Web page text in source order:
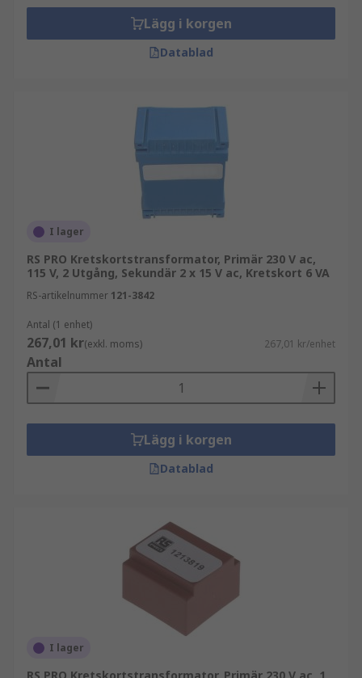
Lägg i korgen
Datablad
I lager
RS PRO Kretskortstransformator, Primär 230 V ac,
115 V, 2 Utgång, Sekundär 2 x 15 V ac, Kretskort 6 VA
RS-artikelnummer 121-3842
Antal (1 enhet)
267,01 kr(exkl. moms) 267,01 kr/enhet
Antal
Lägg i korgen
Datablad
I lager